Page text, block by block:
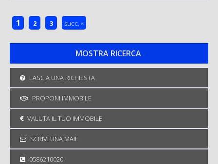
1 2 3 succ. »
LASCIA UNA RICHIESTA
PROPONI IMMOBILE
VALUTA IL TUO IMMOBILE
SCRIVI UNA MAIL
0586210020